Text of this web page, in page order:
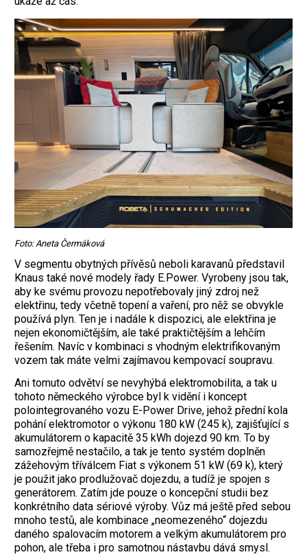
Foto: Aneta Čermáková
V segmentu obytných přívěsů neboli karavanů představil
Knaus také nové modely řady E.Power. Vyrobeny jsou tak,
aby ke svému provozu nepotřebovaly jiný zdroj než
elektřinu, tedy včetně topení a vaření, pro něž se obvykle
používá plyn. Ten je i nadále k dispozici, ale elektřina je
nejen ekonomičtějším, ale také praktičtějším a lehčím
řešením. Navíc v kombinaci s vhodným elektrifikovaným
vozem tak máte velmi zajímavou kempovací soupravu.
Ani tomuto odvětví se nevyhýbá elektromobilita, a tak u
tohoto německého výrobce byl k vidění i koncept
polointegrovaného vozu E-Power Drive, jehož přední kola
pohání elektromotor o výkonu 180 kW (245 k), zajišťující s
akumulátorem o kapacitě 35 kWh dojezd 90 km. To by
samozřejmě nestačilo, a tak je tento systém doplněn
zážehovým tříválcem Fiat s výkonem 51 kW (69 k), který
je použit jako prodlužovač dojezdu, a tudíž je spojen s
generátorem. Zatím jde pouze o koncepční studii bez
konkrétního data sériové výroby. Vůz má ještě před sebou
mnoho testů, ale kombinace „neomezeného“ dojezdu
daného spalovacím motorem a velkým akumulátorem pro
pohon, ale třeba i pro samotnou nástavbu dává smysl.